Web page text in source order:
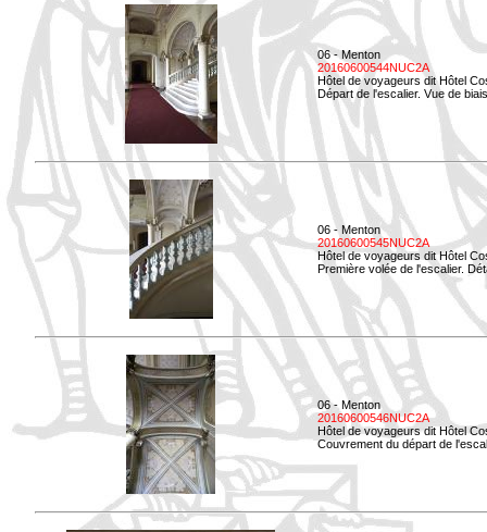
06 - Menton
20160600544NUC2A
Hôtel de voyageurs dit Hôtel
Départ de l'escalier. Vue de
06 - Menton
20160600545NUC2A
Hôtel de voyageurs dit Hôtel
Première volée de l'escalier.
06 - Menton
20160600546NUC2A
Hôtel de voyageurs dit Hôtel
Couvrement du départ de